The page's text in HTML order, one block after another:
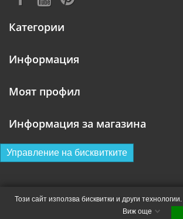
Категории
Информация
Моят профил
Информация за магазина
Управление на бисквитките
Този сайт използва бисквитки и други технологии.
Виж още